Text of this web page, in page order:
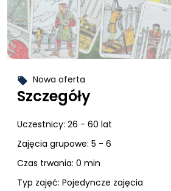
Szczegóły
local_offer Nowa oferta
Uczestnicy: 26 - 60 lat
Zajęcia grupowe: 5 - 6
Czas trwania: 0 min
Typ zajęć: Pojedyncze zajęcia